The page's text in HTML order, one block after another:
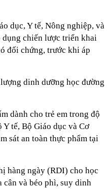
dục, Y tế, Nông nghiệp, và
dụng chiến lược triển khai
đối chứng, trước khi áp
dinh dưỡng học đường
dành cho trẻ em trong độ
tế, Bộ Giáo dục và Cơ
sát an toàn thực phẩm tại
hàng ngày (RDI) cho học
cân và béo phì, suy dinh